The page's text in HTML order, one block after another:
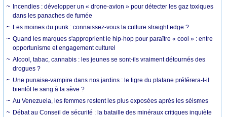
Incendies : développer un « drone-avion » pour détecter les gaz toxiques
dans les panaches de fumée
Les moines du punk : connaissez-vous la culture straight edge ?
Quand les marques s'approprient le hip-hop pour paraître « cool » : entre
opportunisme et engagement culturel
Alcool, tabac, cannabis : les jeunes se sont-ils vraiment détournés des
drogues ?
Une punaise-vampire dans nos jardins : le tigre du platane préférera-t-il
bientôt le sang à la sève ?
Au Venezuela, les femmes restent les plus exposées après les séismes
Débat au Conseil de sécurité : la bataille des minéraux critiques inquiète